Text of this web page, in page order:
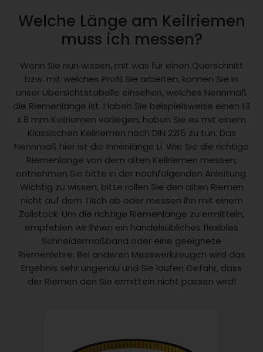
Welche Länge am Keilriemen
muss ich messen?
Wenn Sie nun wissen, mit was für einen Querschnitt
bzw. mit welches Profil Sie arbeiten, können Sie in
unser Übersichtstabelle einsehen, welches Nennmaß
die Riemenlänge ist. Haben Sie beispielsweise einen 13
x 8 mm Keilriemen vorliegen, haben Sie es mit einem
Klassischen Keilriemen nach DIN 2215 zu tun. Das
Nennmaß hier ist die Innenlänge Li. Wie Sie die richtige
Riemenlänge von dem alten Keilriemen messen,
entnehmen Sie bitte in der nachfolgenden Anleitung.
Wichtig zu wissen, bitte rollen Sie den alten Riemen
nicht auf dem Tisch ab oder messen ihn mit einem
Zollstock. Um die richtige Riemenlänge zu ermitteln,
empfehlen wir Ihnen ein handelsübliches flexibles
Schneidermaßband oder eine geeignete
Riemenlehre. Bei anderen Messwerkzeugen wird das
Ergebnis sehr ungenau und Sie laufen Gefahr, dass
der Riemen den Sie ermitteln nicht passen wird!